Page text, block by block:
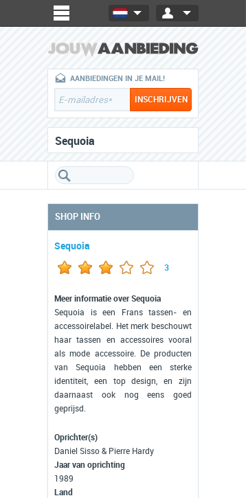
AANBIEDINGEN IN JE MAIL!
Sequoia
SHOP INFO
Sequoia
3
Meer informatie over Sequoia
Sequoia is een Frans tassen- en
accessoirelabel. Het merk beschouwt
haar tassen en accessoires vooral
als mode accessoire. De producten
van Sequoia hebben een sterke
identiteit, een top design, en zijn
daarnaast ook nog eens goed
geprijsd.
Oprichter(s)
Daniel Sisso & Pierre Hardy
Jaar van oprichting
1989
Land